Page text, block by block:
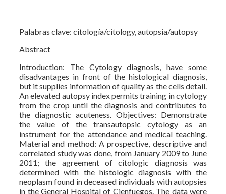
Palabras clave: citología/citology, autopsia/autopsy
Abstract
Introduction: The Cytology diagnosis, have some
disadvantages in front of the histological diagnosis,
but it supplies information of quality as the cells detail.
An elevated autopsy index permits training in cytology
from the crop until the diagnosis and contributes to
the diagnostic acuteness. Objectives: Demonstrate
the value of the transautopsic cytology as an
instrument for the attendance and medical teaching.
Material and method: A prospective, descriptive and
correlated study was done, from January 2009 to June
2011; the agreement of citologic diagnosis was
determined with the histologic diagnosis with the
neoplasm found in deceased individuals with autopsies
in the General Hospital of Cienfuegos. The data were